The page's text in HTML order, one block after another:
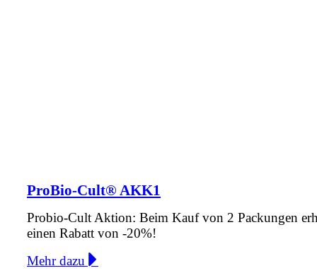
ProBio-Cult® AKK1
Probio-Cult Aktion: Beim Kauf von 2 Packungen
einen Rabatt von -20%!
Mehr dazu